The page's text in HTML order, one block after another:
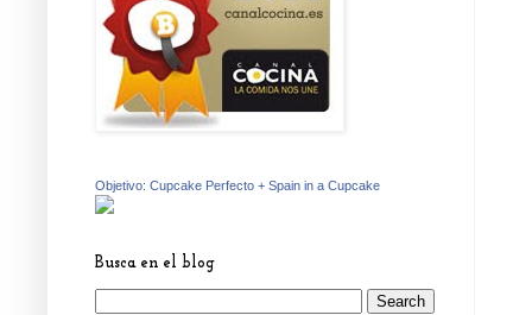
Objetivo: Cupcake Perfecto + Spain in a Cupcake
Busca en el blog